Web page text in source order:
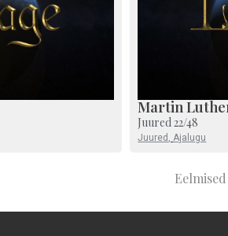
Martin
Juured 22/48
Juured ,Ajalugu
Eelmised